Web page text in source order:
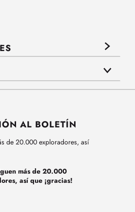
AL BOLETÍN
de 20.000 exploradores, así
más de 20.000
así que ¡gracias!